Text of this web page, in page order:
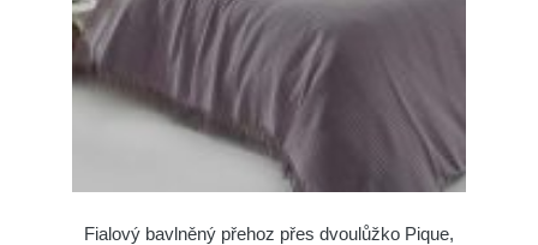
Fialový bavlněný přehoz přes dvoulůžko Pique,